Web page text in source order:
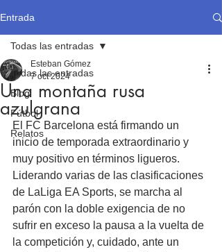
Entrada
Todas las entradas
Blog
Fútbol
Relatos
Todas las entradas
Una montaña rusa
azulgrana
Esteban Gómez
7 oct 2024
El FC Barcelona está firmando un
inicio de temporada extraordinario y
muy positivo en términos ligueros.
Liderando varias de las clasificaciones
de LaLiga EA Sports, se marcha al
parón con la doble exigencia de no
sufrir en exceso la pausa a la vuelta de
la competición y, cuidado, ante un